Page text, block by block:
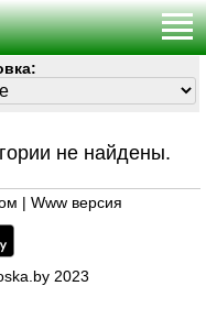
не найдены.
Www версия
2023